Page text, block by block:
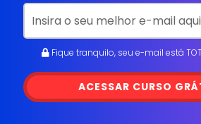
Fique tranquilo, seu e-mail está
ACESSAR CURSO